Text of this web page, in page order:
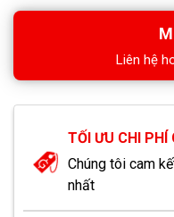
Liên hệ
TỐI ƯU CHI PHÍ
Chúng tôi cam
nhất